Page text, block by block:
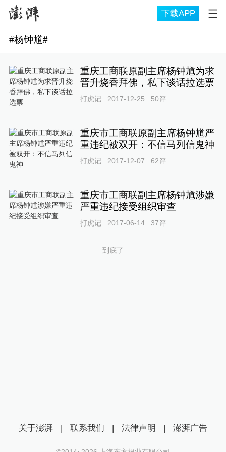
下载APP
#杨钟馗#
重庆工商联原副主席杨钟馗为求
晋升烧香拜佛，私下谈话拉选票
打虎记 2017-12-25 50评
重庆市工商联原副主席杨钟馗严
重违纪被双开：不信马列信鬼神
打虎记 2017-12-07 62评
重庆市工商联副主席杨钟馗涉嫌
严重违纪接受组织审查
打虎记 2017-06-14 37评
到底了
关于澎湃 | 联系我们 | 法律声明 | 澎湃广告